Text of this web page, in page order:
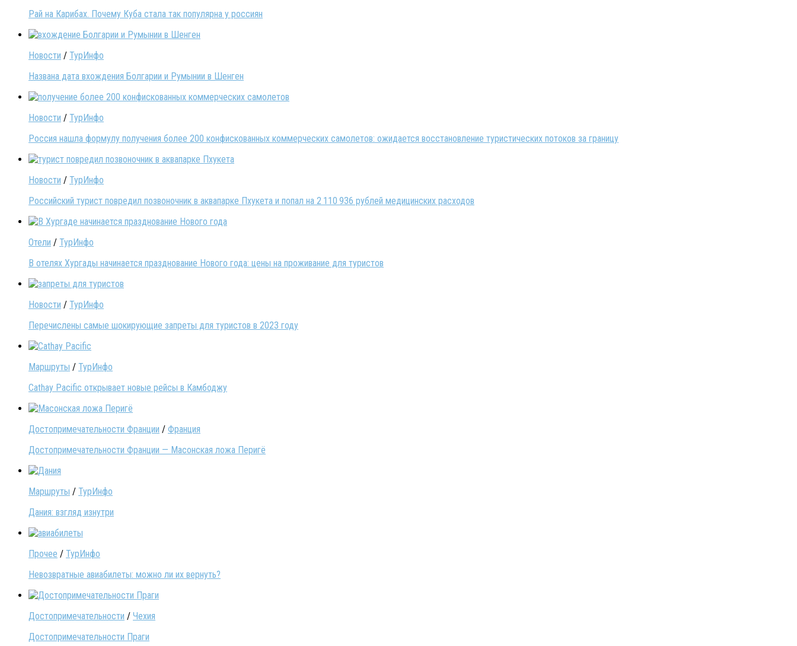
Рай на Карибах. Почему Куба стала так популярна у россиян
Новости / ТурИнфо
Названа дата вхождения Болгарии и Румынии в Шенген
Новости / ТурИнфо
Россия нашла формулу получения более 200 конфискованных коммерческих самолетов: ожидается восстановление туристических потоков за границу
Новости / ТурИнфо
Российский турист повредил позвоночник в аквапарке Пхукета и попал на 2 110 936 рублей медицинских расходов
Отели / ТурИнфо
В отелях Хургады начинается празднование Нового года: цены на проживание для туристов
Новости / ТурИнфо
Перечислены самые шокирующие запреты для туристов в 2023 году
Маршруты / ТурИнфо
Cathay Pacific открывает новые рейсы в Камбоджу
Достопримечательности Франции / Франция
Достопримечательности Франции — Масонская ложа Перигё
Маршруты / ТурИнфо
Дания: взгляд изнутри
Прочее / ТурИнфо
Невозвратные авиабилеты: можно ли их вернуть?
Достопримечательности / Чехия
Достопримечательности Праги